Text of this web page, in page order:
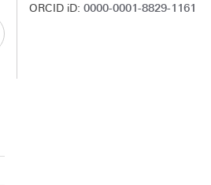
ORCID iD:0000-0001-8829-1161